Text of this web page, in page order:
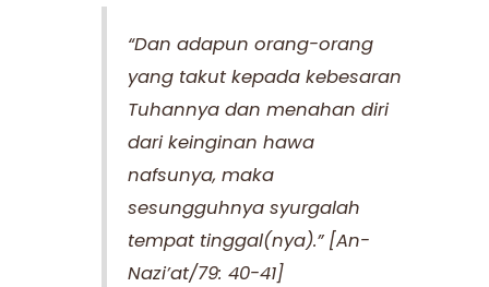
“Dan adapun orang-orang
yang takut kepada kebesaran
Tuhannya dan menahan diri
dari keinginan hawa
nafsunya, maka
sesungguhnya syurgalah
tempat tinggal(nya).” [An-
Nazi’at/79: 40-41]